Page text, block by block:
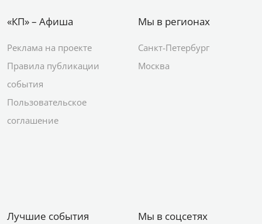
«КП» – Афиша
Реклама на проекте
Правила публикации
события
Пользовательское
соглашение
Мы в регионах
Санкт-Петербург
Москва
Лучшие события Мы в соцсетях